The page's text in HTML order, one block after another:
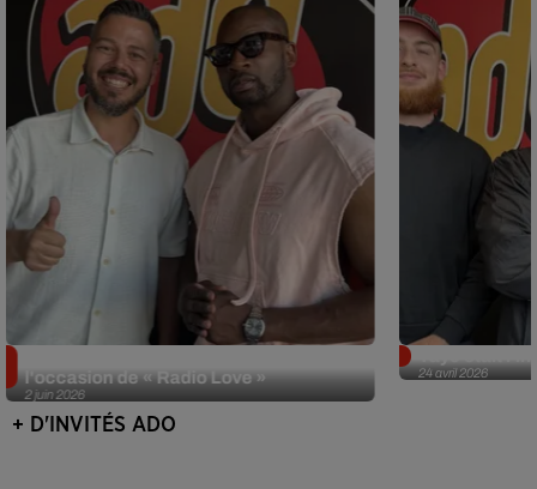
2 juin 2026
l'occasion de « Radio Love »
24 avril 2026
+ D'INVITÉS ADO